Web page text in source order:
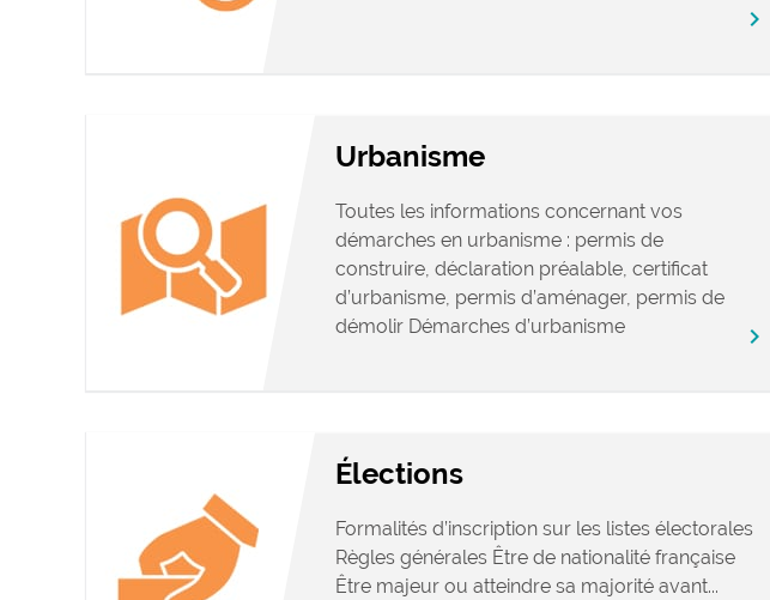
chevron_right
Urbanisme
Toutes les informations concernant vos
démarches en urbanisme : permis de
construire, déclaration préalable, certificat
d’urbanisme, permis d’aménager, permis de
démolir Démarches d’urbanisme
chevron_right
Élections
Formalités d’inscription sur les listes électorales
Règles générales Être de nationalité française
Être majeur ou atteindre sa majorité avant...